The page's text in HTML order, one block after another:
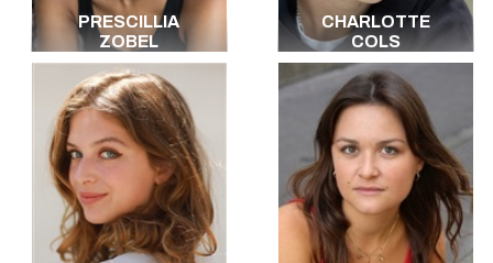
PRESCILLIA
ZOBEL
CHARLOTTE
COLS